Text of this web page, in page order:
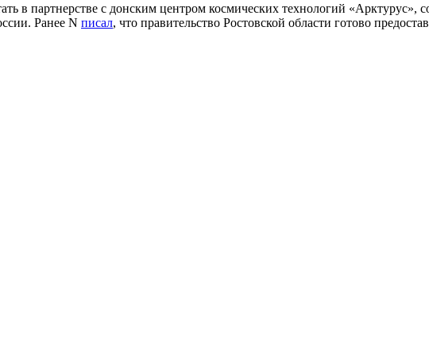
в партнерстве с донским центром космических технологий «Арктурус»,
Ранее N писал, что правительство Ростовской области готово